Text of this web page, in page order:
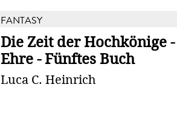
FANTASY
Die Zeit der Hochkönige -
Ehre - Fünftes Buch
Luca C. Heinrich